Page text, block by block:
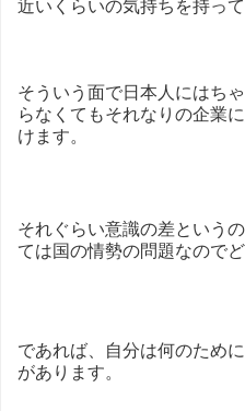
近いくらいの気持ちを持って
そういう面で日本人にはち
らなくてもそれなりの企業
けます。
それぐらい意識の差という
ては国の情勢の問題なので
であれば、自分は何のため
があります。